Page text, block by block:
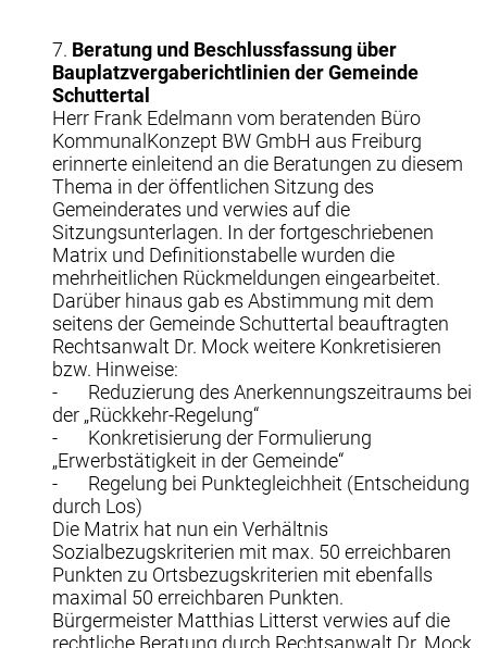
7. Beratung und Beschlussfassung über
Bauplatzvergaberichtlinien der Gemeinde
Schuttertal
Herr Frank Edelmann vom beratenden Büro
KommunalKonzept BW GmbH aus Freiburg
erinnerte einleitend an die Beratungen zu diesem
Thema in der öffentlichen Sitzung des
Gemeinderates und verwies auf die
Sitzungsunterlagen. In der fortgeschriebenen
Matrix und Definitionstabelle wurden die
mehrheitlichen Rückmeldungen eingearbeitet.
Darüber hinaus gab es Abstimmung mit dem
seitens der Gemeinde Schuttertal beauftragten
Rechtsanwalt Dr. Mock weitere Konkretisieren
bzw. Hinweise:
- Reduzierung des Anerkennungszeitraums bei
der „Rückkehr-Regelung“
- Konkretisierung der Formulierung
„Erwerbstätigkeit in der Gemeinde“
- Regelung bei Punktegleichheit (Entscheidung
durch Los)
Die Matrix hat nun ein Verhältnis
Sozialbezugskriterien mit max. 50 erreichbaren
Punkten zu Ortsbezugskriterien mit ebenfalls
maximal 50 erreichbaren Punkten.
Bürgermeister Matthias Litterst verwies auf die
rechtliche Beratung durch Rechtsanwalt Dr. Mock.